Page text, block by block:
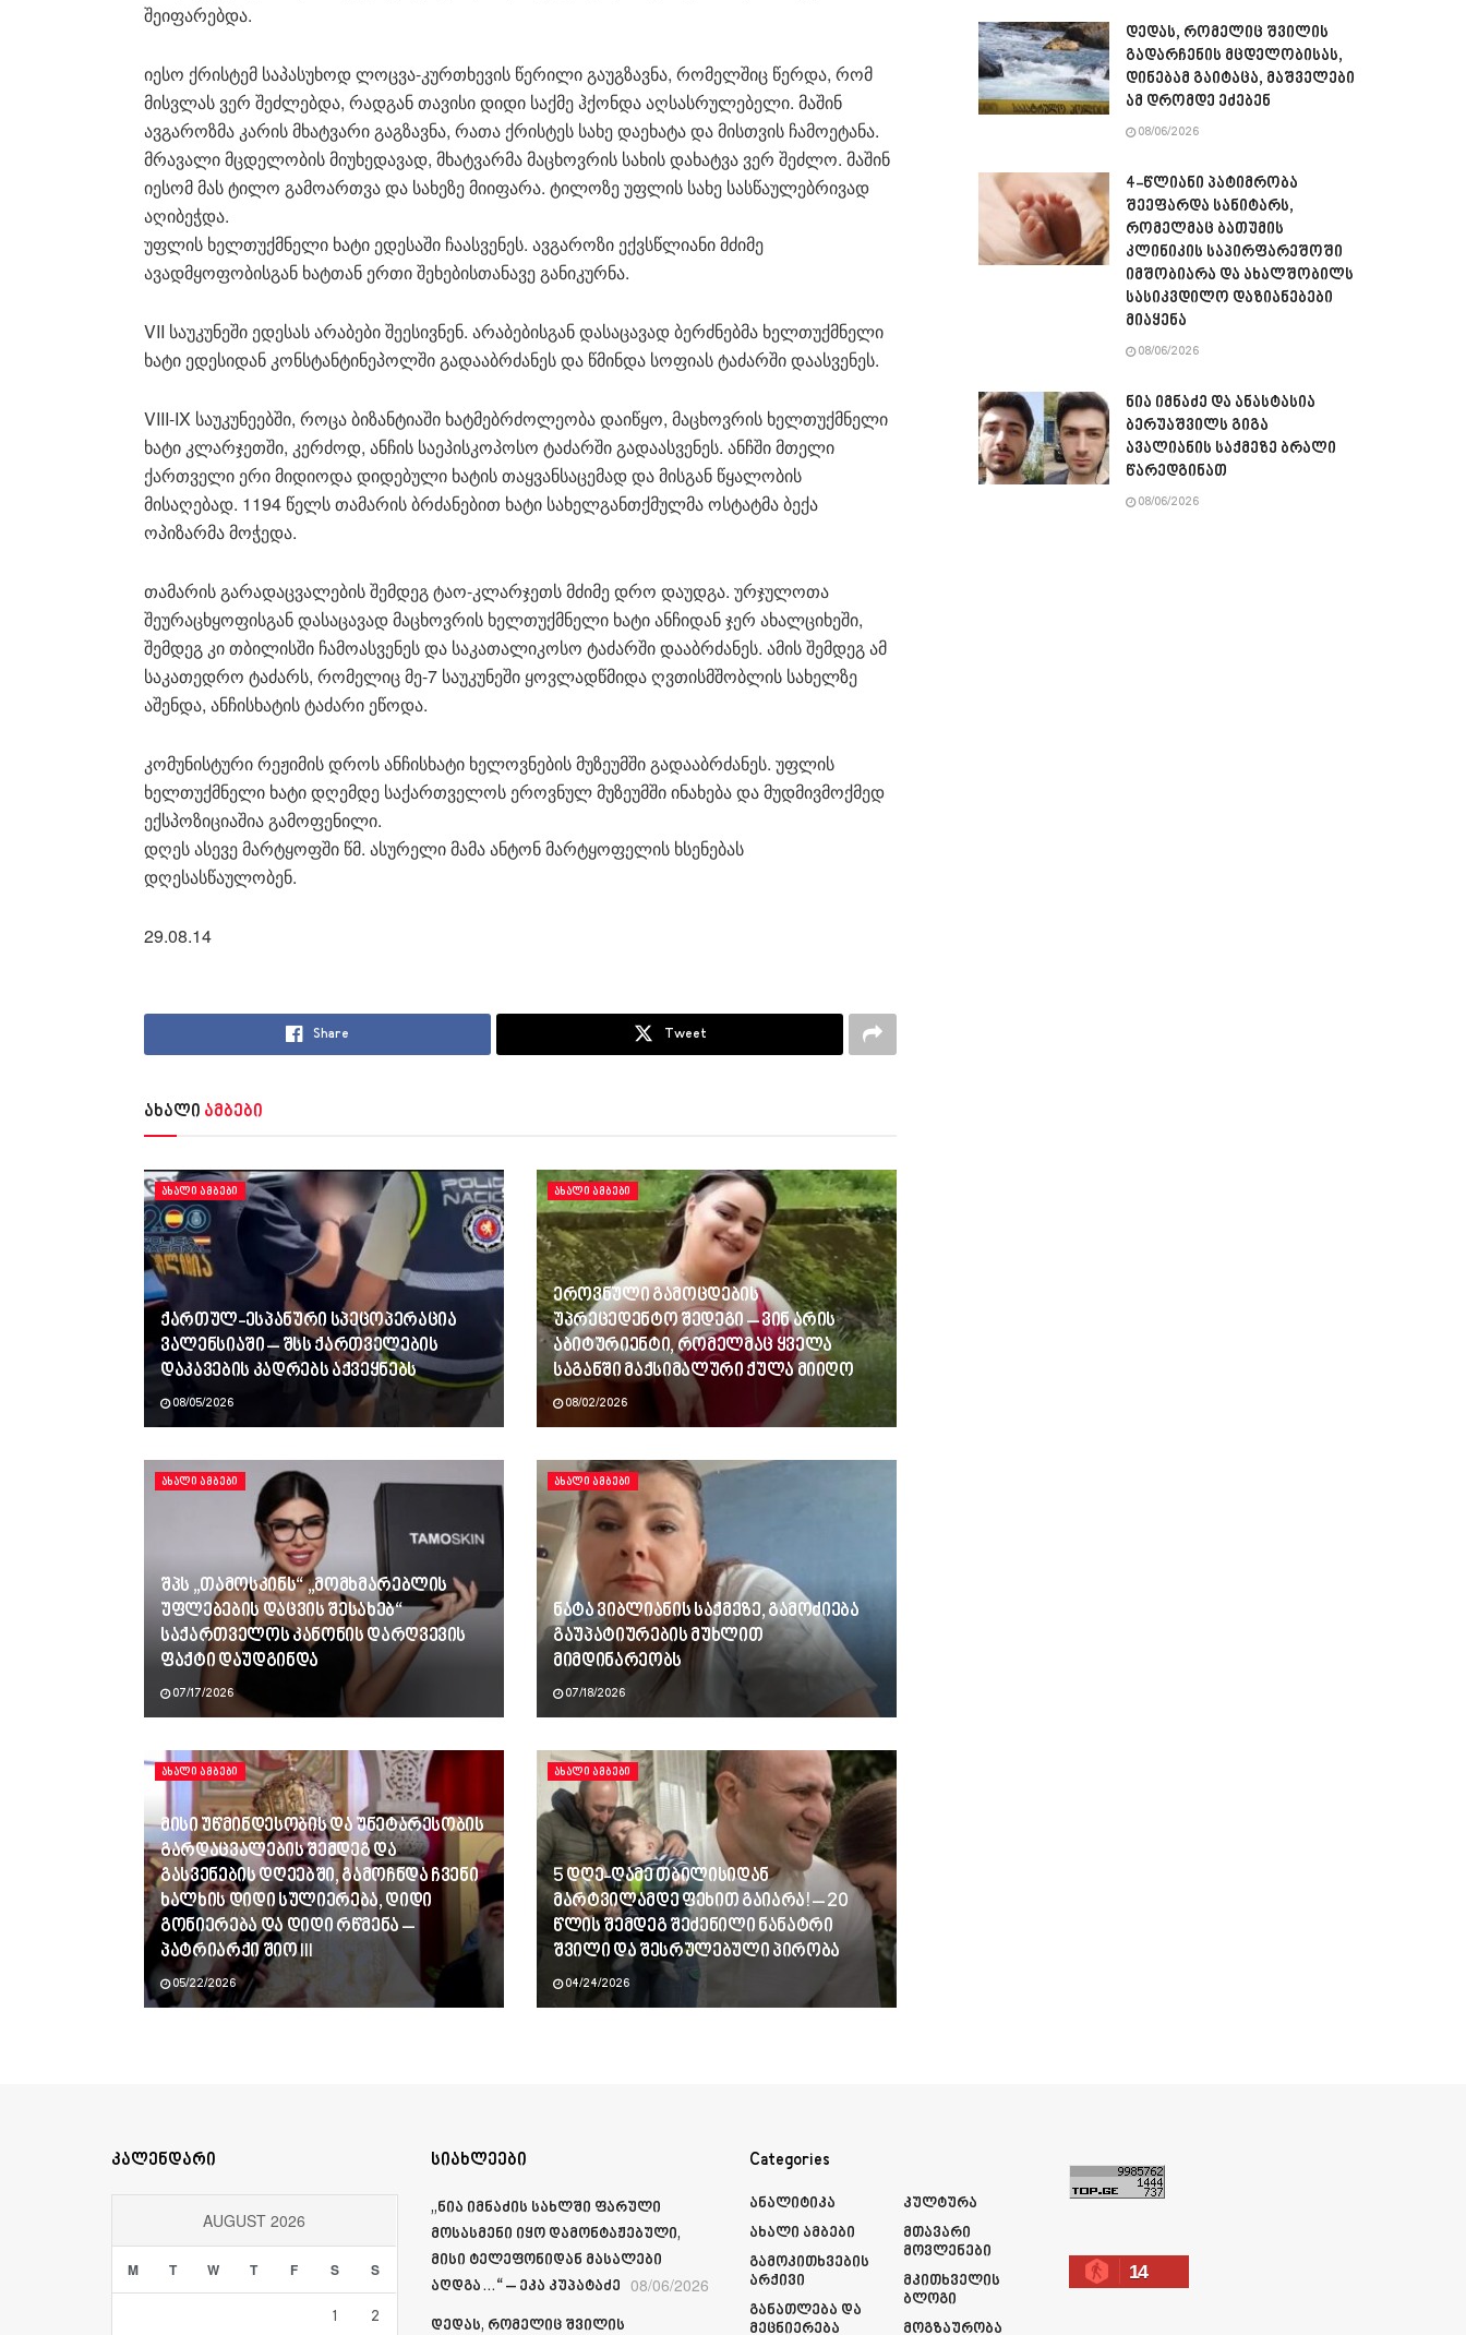
შეიფარებდა.
იესო ქრისტემ საპასუხოდ ლოცვა-კურთხევის წერილი გაუგზავნა, რომელშიც წერდა, რომ
მისვლას ვერ შეძლებდა, რადგან თავისი დიდი საქმე ჰქონდა აღსასრულებელი. მაშინ
ავგაროზმა კარის მხატვარი გაგზავნა, რათა ქრისტეს სახე დაეხატა და მისთვის ჩამოეტანა.
მრავალი მცდელობის მიუხედავად, მხატვარმა მაცხოვრის სახის დახატვა ვერ შეძლო. მაშინ
იესომ მას ტილო გამოართვა და სახეზე მიიფარა. ტილოზე უფლის სახე სასწაულებრივად
აღიბეჭდა.
უფლის ხელთუქმნელი ხატი ედესაში ჩაასვენეს. ავგაროზი ექვსწლიანი მძიმე
ავადმყოფობისგან ხატთან ერთი შეხებისთანავე განიკურნა.
VII საუკუნეში ედესას არაბები შეესივნენ. არაბებისგან დასაცავად ბერძნებმა ხელთუქმნელი
ხატი ედესიდან კონსტანტინეპოლში გადააბრძანეს და წმინდა სოფიას ტაძარში დაასვენეს.
VIII-IX საუკუნეებში, როცა ბიზანტიაში ხატმებრძოლეობა დაიწყო, მაცხოვრის ხელთუქმნელი
ხატი კლარჯეთში, კერძოდ, ანჩის საეპისკოპოსო ტაძარში გადაასვენეს. ანჩში მთელი
ქართველი ერი მიდიოდა დიდებული ხატის თაყვანსაცემად და მისგან წყალობის
მისაღებად. 1194 წელს თამარის ბრძანებით ხატი სახელგანთქმულმა ოსტატმა ბექა
ოპიზარმა მოჭედა.
თამარის გარადაცვალების შემდეგ ტაო-კლარჯეთს მძიმე დრო დაუდგა. ურჯულოთა
შეურაცხყოფისგან დასაცავად მაცხოვრის ხელთუქმნელი ხატი ანჩიდან ჯერ ახალციხეში,
შემდეგ კი თბილისში ჩამოასვენეს და საკათალიკოსო ტაძარში დააბრძანეს. ამის შემდეგ ამ
საკათედრო ტაძარს, რომელიც მე-7 საუკუნეში ყოვლადწმიდა ღვთისმშობლის სახელზე
აშენდა, ანჩისხატის ტაძარი ეწოდა.
კომუნისტური რეჟიმის დროს ანჩისხატი ხელოვნების მუზეუმში გადააბრძანეს. უფლის
ხელთუქმნელი ხატი დღემდე საქართველოს ეროვნულ მუზეუმში ინახება და მუდმივმოქმედ
ექსპოზიციაშია გამოფენილი.
დღეს ასევე მარტყოფში წმ. ასურელი მამა ანტონ მარტყოფელის ხსენებას
დღესასწაულობენ.
29.08.14
Share Tweet
ახალი ამბები
ᲐᲮᲐᲚᲘ ᲐᲛᲑᲔᲑᲘ
ქართულ-ესპანური სპეცოპერაცია
ვალენსიაში – შსს ქართველების
დაკავების კადრებს აქვეყნებს
08/05/2026
ᲐᲮᲐᲚᲘ ᲐᲛᲑᲔᲑᲘ
ეროვნული გამოცდების
უპრეცედენტო შედეგი – ვინ არის
აბიტურიენტი, რომელმაც ყველა
საგანში მაქსიმალური ქულა მიიღო
08/02/2026
ᲐᲮᲐᲚᲘ ᲐᲛᲑᲔᲑᲘ
შპს „თამოსკინს“ „მომხმარებლის
უფლებების დაცვის შესახებ“
საქართველოს კანონის დარღვევის
ფაქტი დაუდგინდა
07/17/2026
ᲐᲮᲐᲚᲘ ᲐᲛᲑᲔᲑᲘ
ნატა ვიბლიანის საქმეზე, გამოძიება
გაუპატიურების მუხლით
მიმდინარეობს
07/18/2026
ᲐᲮᲐᲚᲘ ᲐᲛᲑᲔᲑᲘ
მისი უწმინდესობის და უნეტარესობის
გარდაცვალების შემდეგ და
გასვენების დღეებში, გამოჩნდა ჩვენი
ხალხის დიდი სულიერება, დიდი
გონიერება და დიდი რწმენა –
პატრიარქი შიო III
05/22/2026
ᲐᲮᲐᲚᲘ ᲐᲛᲑᲔᲑᲘ
5 დღე-ღამე თბილისიდან
მარტვილამდე ფეხით გაიარა! – 20
წლის შემდეგ შეძენილი ნანატრი
შვილი და შესრულებული პირობა
04/24/2026
დედას, რომელიც შვილის
გადარჩენის მცდელობისას,
დინებამ გაიტაცა, მაშველები
ამ დრომდე ეძებენ
08/06/2026
4-წლიანი პატიმრობა
შეეფარდა სანიტარს,
რომელმაც ბათუმის
კლინიკის საპირფარეშოში
იმშობიარა და ახალშობილს
სასიკვდილო დაზიანებები
მიაყენა
08/06/2026
ნია იმნაძე და ანასტასია
ბერუაშვილს გიგა
ავალიანის საქმეზე ბრალი
წარედგინათ
08/06/2026
კალენდარი
AUGUST 2026
M T W T F S S
1 2
სიახლეები
„ნია იმნაძის სახლში ფარული
მოსასმენი იყო დამონტაჟებული,
მისი ტელეფონიდან მასალები
აღდგა…“ – ეკა კუპატაძე 08/06/2026
დედას, რომელიც შვილის
Categories
Ანალიტიკა
Ახალი Ამბები
Გამოკითხვების
Არქივი
Განათლება Და
Მეცნიერება
Კულტურა
Მთავარი
Მოვლენები
Მკითხველის
Ბლოგი
Მოგზაურობა
14